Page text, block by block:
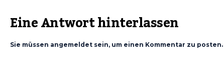
Eine Antwort hinterlassen
Sie müssen angemeldet sein, um einen Kommentar zu